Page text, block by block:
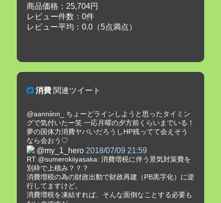
商品価格：25,704円
レビュー件数：0件
レビュー平均：0.0（5点満点）
消費関連ツイート
@aanniinn_ ちょーどラインしようと思ったタイミン
グで気付いたー笑 一応月曜の夕方前くらいまでいる！
夢の国体力消費ヤバいだろうしHP残ってて会えそう
なら会おう♡
@my_1_hero 2018/07/09 21:59
RT @sumerokiiyasaka: 消費増税に伴う景気対策費を
別枠で上積み？？？
消費増税の為の財政出動で財政再建（PB黒字化）に逆
行してますけど。
消費増税を凍結すれば、そんな面倒なことする必要も